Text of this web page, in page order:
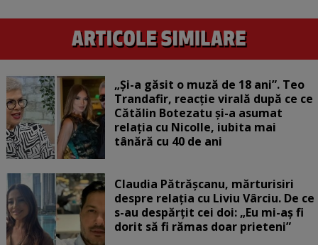
„Și-a găsit o muză de 18 ani”. Teo
Trandafir, reacție virală după ce ce
Cătălin Botezatu și-a asumat
relația cu Nicolle, iubita mai
tânără cu 40 de ani
Claudia Pătrășcanu, mărturisiri
despre relația cu Liviu Vârciu. De ce
s-au despărțit cei doi: „Eu mi-aș fi
dorit să fi rămas doar prieteni”